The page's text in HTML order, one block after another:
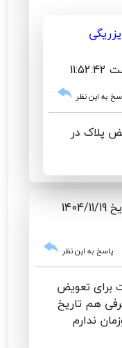
به این نظر
پلاک در
19
پاسخ به این نظر
برای تعویض
هم تاریخ
ندارم